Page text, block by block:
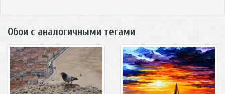
Обои с аналогичными тегами